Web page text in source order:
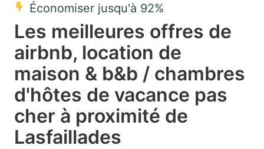
select
date.
Press
the
question
mark
key
select
a
date.
Press
question
mark
Économiser jusqu'à 92%
Les meilleures offres de
airbnb, location de
maison & b&b / chambres
d'hôtes de vacance pas
cher à proximité de
Lasfaillades